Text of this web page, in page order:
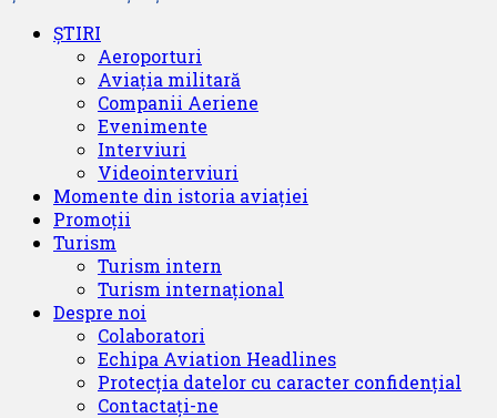
Primary
ȘTIRI
Aeroporturi
Aviația militară
Companii Aeriene
Evenimente
Interviuri
Videointerviuri
Momente din istoria aviației
Promoții
Turism
Turism intern
Turism internațional
Despre noi
Colaboratori
Echipa Aviation Headlines
Protecția datelor cu caracter confidențial
Contactați-ne